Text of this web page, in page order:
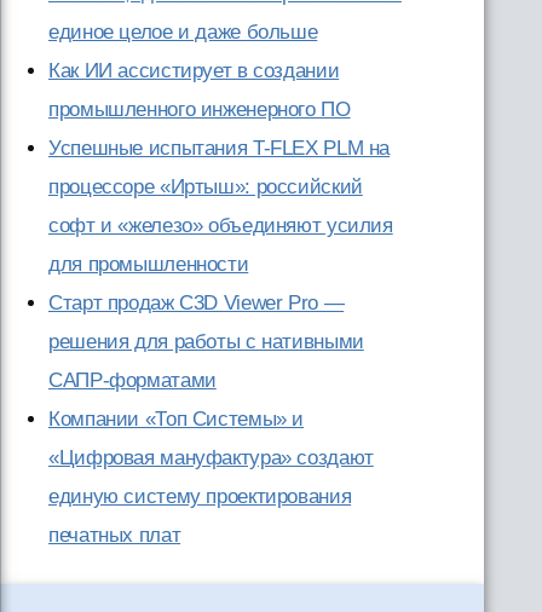
единое целое и даже больше
Как ИИ ассистирует в создании
промышленного инженерного ПО
Успешные испытания T-FLEX PLM на
процессоре «Иртыш»: российский
софт и «железо» объединяют усилия
для промышленности
Старт продаж C3D Viewer Pro —
решения для работы с нативными
САПР-форматами
Компании «Топ Системы» и
«Цифровая мануфактура» создают
единую систему проектирования
печатных плат